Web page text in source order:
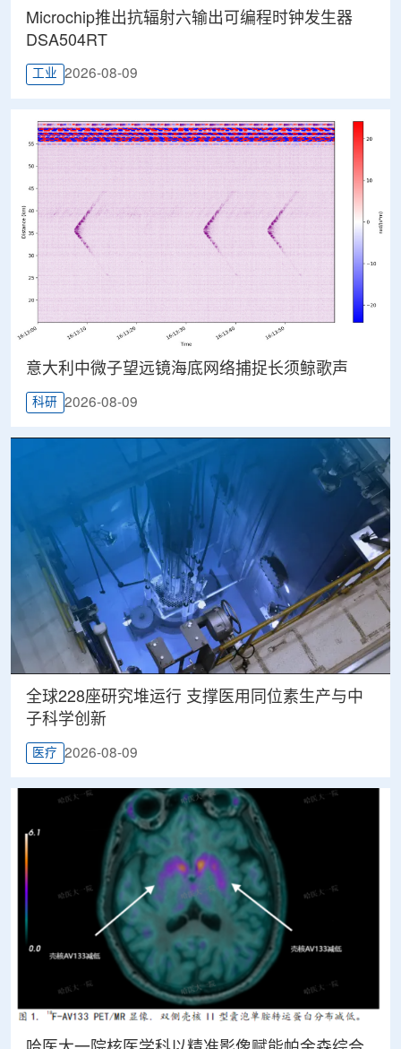
Microchip推出抗辐射六输出可编程时钟发生器
DSA504RT
工业 2026-08-09
意大利中微子望远镜海底网络捕捉长须鲸歌声
科研 2026-08-09
全球228座研究堆运行 支撑医用同位素生产与中
子科学创新
医疗 2026-08-09